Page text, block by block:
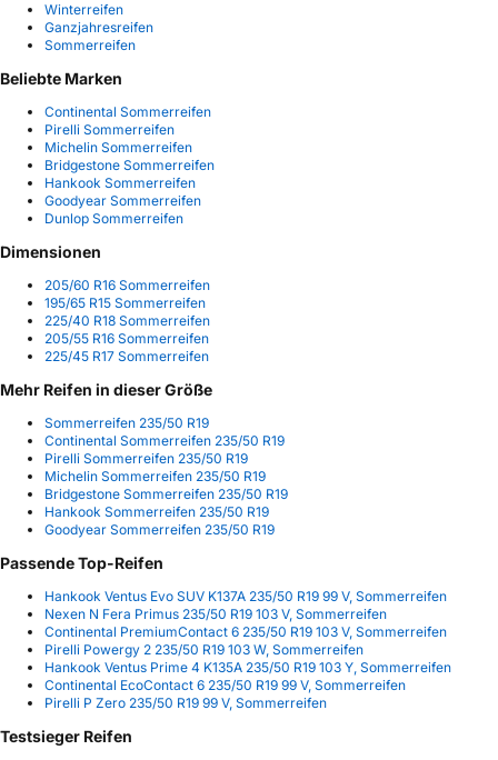
Winterreifen
Ganzjahresreifen
Sommerreifen
Beliebte Marken
Continental Sommerreifen
Pirelli Sommerreifen
Michelin Sommerreifen
Bridgestone Sommerreifen
Hankook Sommerreifen
Goodyear Sommerreifen
Dunlop Sommerreifen
Dimensionen
205/60 R16 Sommerreifen
195/65 R15 Sommerreifen
225/40 R18 Sommerreifen
205/55 R16 Sommerreifen
225/45 R17 Sommerreifen
Mehr Reifen in dieser Größe
Sommerreifen 235/50 R19
Continental Sommerreifen 235/50 R19
Pirelli Sommerreifen 235/50 R19
Michelin Sommerreifen 235/50 R19
Bridgestone Sommerreifen 235/50 R19
Hankook Sommerreifen 235/50 R19
Goodyear Sommerreifen 235/50 R19
Passende Top-Reifen
Hankook Ventus Evo SUV K137A 235/50 R19 99 V, Sommerreifen
Nexen N Fera Primus 235/50 R19 103 V, Sommerreifen
Continental PremiumContact 6 235/50 R19 103 V, Sommerreifen
Pirelli Powergy 2 235/50 R19 103 W, Sommerreifen
Hankook Ventus Prime 4 K135A 235/50 R19 103 Y, Sommerreifen
Continental EcoContact 6 235/50 R19 99 V, Sommerreifen
Pirelli P Zero 235/50 R19 99 V, Sommerreifen
Testsieger Reifen